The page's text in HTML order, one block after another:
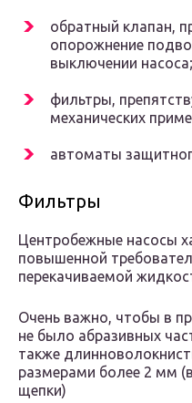
обратный клапан,
опорожнение
выключении насоса;
фильтры,
механических
автоматы
Фильтры
Центробежные насосы
повышенной
перекачиваемой
Очень важно, чтобы в
не было абразивных
также
размерами более 2 мм
щепки)